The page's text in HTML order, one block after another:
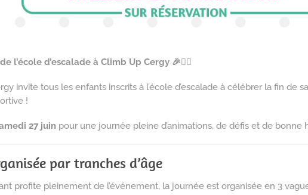
l’école d’escalade à Climb Up Cergy 🎉🧗‍♂️
invite tous les enfants inscrits à l’école d’escalade à célébrer la fin de
!
27 juin pour une journée pleine d’animations, de défis et de bonne
par tranches d’âge
profite pleinement de l’événement, la journée est organisée en 3